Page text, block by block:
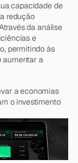
capacidade de
redução
da análise
e
permitindo às
aumentar a
a economias
o investimento